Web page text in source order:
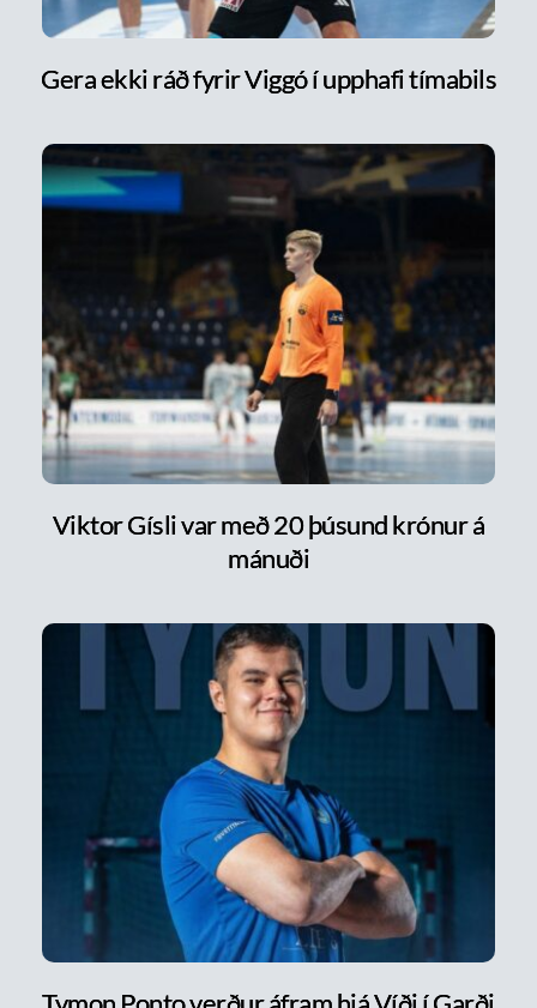
Gera ekki ráð fyrir Viggó í upphafi tímabils
Viktor Gísli var með 20 þúsund krónur á
mánuði